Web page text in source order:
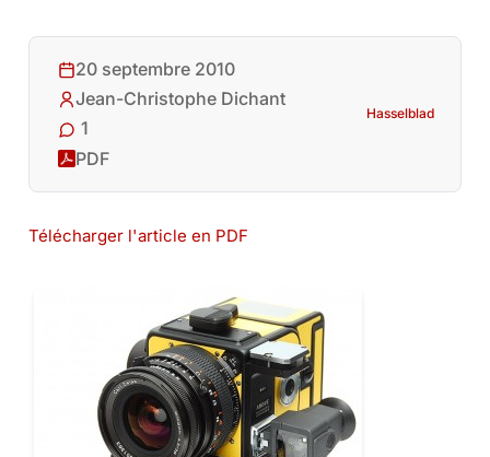
20 septembre 2010
Jean-Christophe Dichant
1
PDF
Hasselblad
Télécharger l'article en PDF